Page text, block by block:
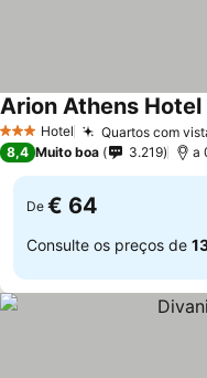
3 EstrelasHotel Quartos com
Arion Athens Hotel
8,4 Muito boa 3.219 a
De € 64
Consulte os preços de